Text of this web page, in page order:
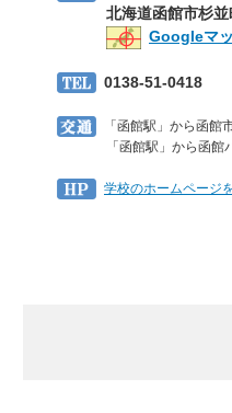
北海道函館市杉
Googleマ
0138-51-0418
「函館駅」から函館
「函館駅」から函館
学校のホームページ